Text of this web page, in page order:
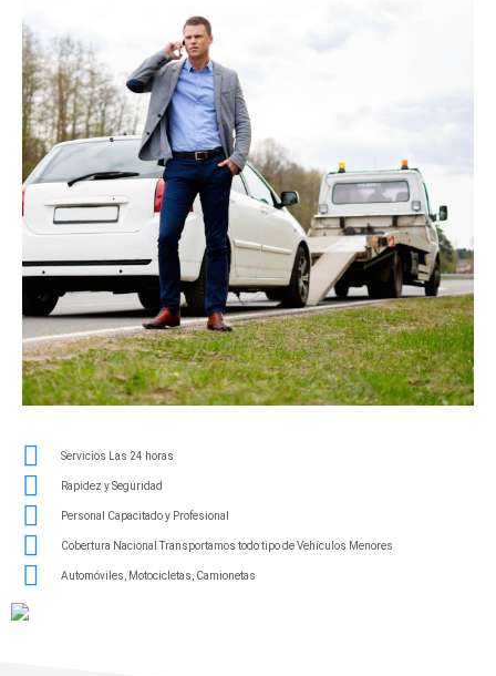
Servicios Las 24 horas
Rapidez y Seguridad
Personal Capacitado y Profesional
Cobertura Nacional Transportamos todo tipo de Vehículos Menores
Automóviles, Motocicletas, Camionetas